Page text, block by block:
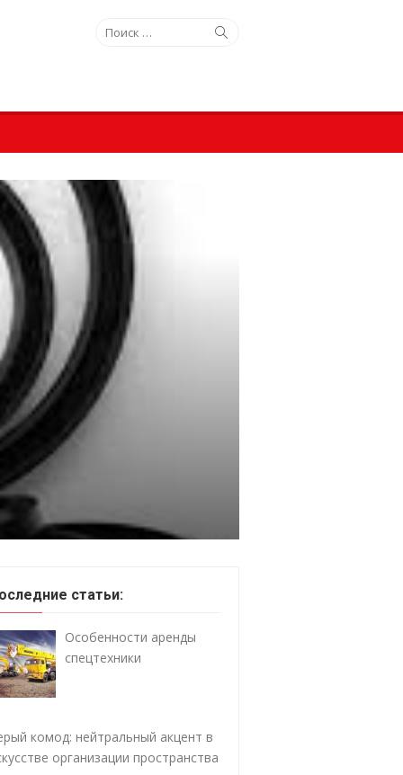
Искать:
статьи:
Особенности аренды
спецтехники
комод: нейтральный акцент в
организации пространства